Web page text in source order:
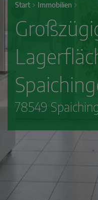
Start Immobilien
78549